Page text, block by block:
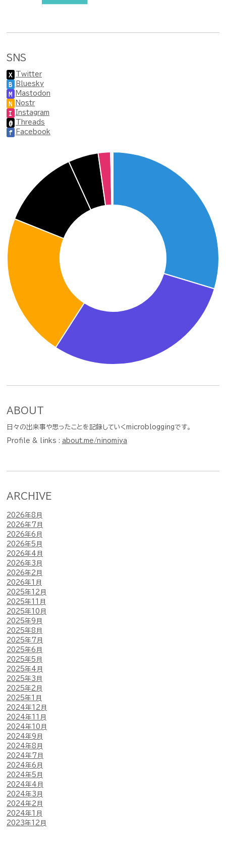
SNS
X Twitter
B Bluesky
M Mastodon
N Nostr
I Instagram
@ Threads
f Facebook
ABOUT
日々の出来事や思ったことを記録していくmicrobloggingです。
Profile & links : about.me/ninomiya
ARCHIVE
2026年8月
2026年7月
2026年6月
2026年5月
2026年4月
2026年3月
2026年2月
2026年1月
2025年12月
2025年11月
2025年10月
2025年9月
2025年8月
2025年7月
2025年6月
2025年5月
2025年4月
2025年3月
2025年2月
2025年1月
2024年12月
2024年11月
2024年10月
2024年9月
2024年8月
2024年7月
2024年6月
2024年5月
2024年4月
2024年3月
2024年2月
2024年1月
2023年12月